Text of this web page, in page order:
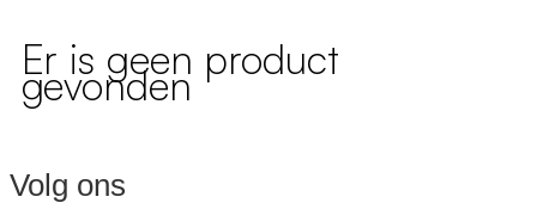
Er is geen product
gevonden
Volg ons